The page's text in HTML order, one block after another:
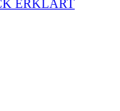
ERKLÄRT